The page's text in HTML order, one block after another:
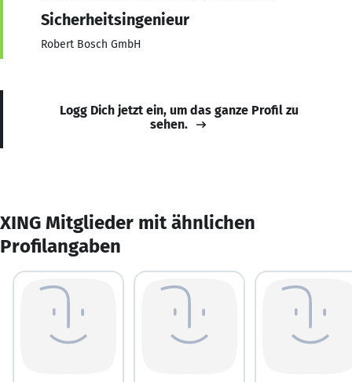
Sicherheitsingenieur
Robert Bosch GmbH
Logg Dich jetzt ein, um das ganze Profil zu
sehen.
XING Mitglieder mit ähnlichen
Profilangaben